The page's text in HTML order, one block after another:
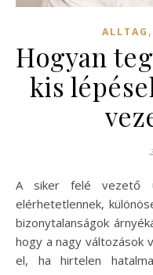
ALLTAG ,
Hogyan
kis
A siker felé vezető út gyakran tűnik távolinak és
elérhetetlennek,
bizonytalanságok
hogy a nagy változások
el, ha hirtelen